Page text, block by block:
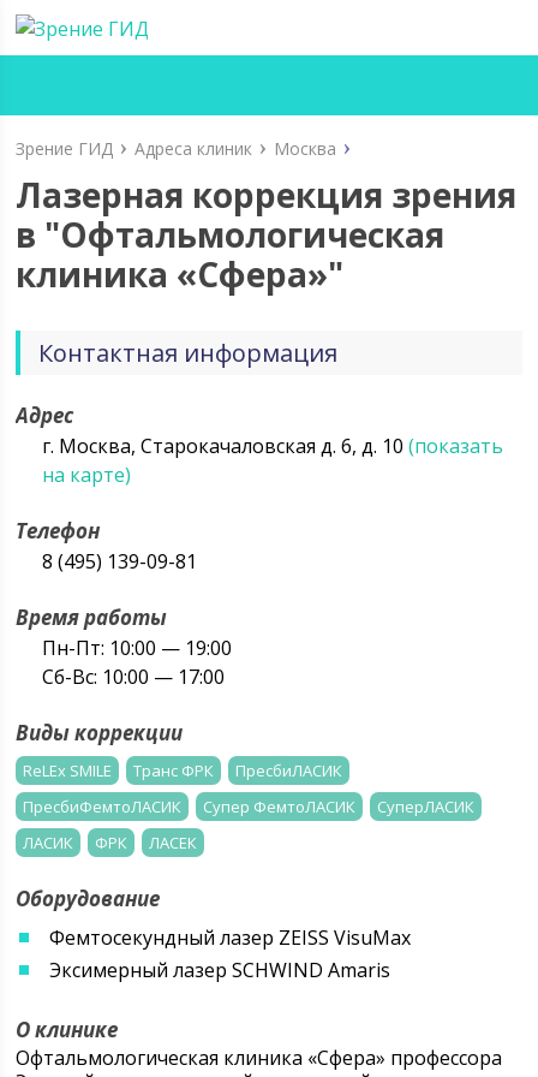
Зрение ГИД Адреса клиник Москва
Лазерная коррекция зрения
в "Офтальмологическая
клиника «Сфера»"
Контактная информация
Адрес
г. Москва, Старокачаловская д. 6, д. 10(показать
на карте)
Телефон
8 (495) 139-09-81
Время работы
Пн-Пт: 10:00 — 19:00
Сб-Вс: 10:00 — 17:00
Виды коррекции
ReLEx SMILE Транс ФРК
ПресбиЛАСИК
ПресбиФемтоЛАСИК
Супер ФемтоЛАСИК
СуперЛАСИК
ЛАСИК
ФРК ЛАСЕК
Оборудование
Фемтосекундный лазер ZEISS VisuMax
Эксимерный лазер SCHWIND Amaris
О клинике
Офтальмологическая клиника «Сфера» профессора